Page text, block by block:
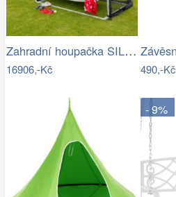
Zahradní houpačka SILASS - GD
16906,-Kč 490,-Kč
- 9%